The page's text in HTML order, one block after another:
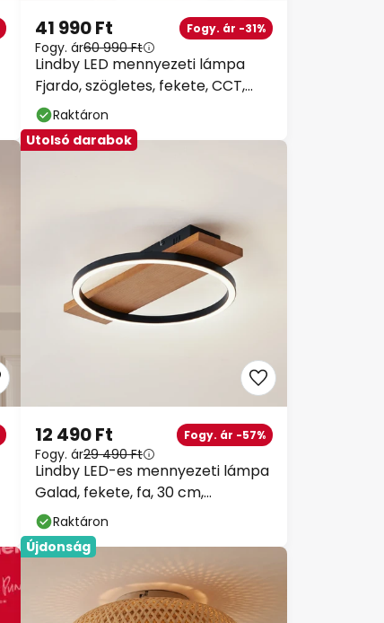
Lindby LED mennyezeti lámpa
Fjardo, szögletes, fekete, CCT,
távirányítós
41 990 Ft Fogy. ár -31%
Fogy. ár60 990 Ft
Raktáron
Utolsó darabok
Lindby LED-es mennyezeti lámpa
Galad, fekete, fa, 30 cm,
fényerőszabályzóval
12 490 Ft Fogy. ár -57%
Fogy. ár29 490 Ft
Raktáron
Újdonság